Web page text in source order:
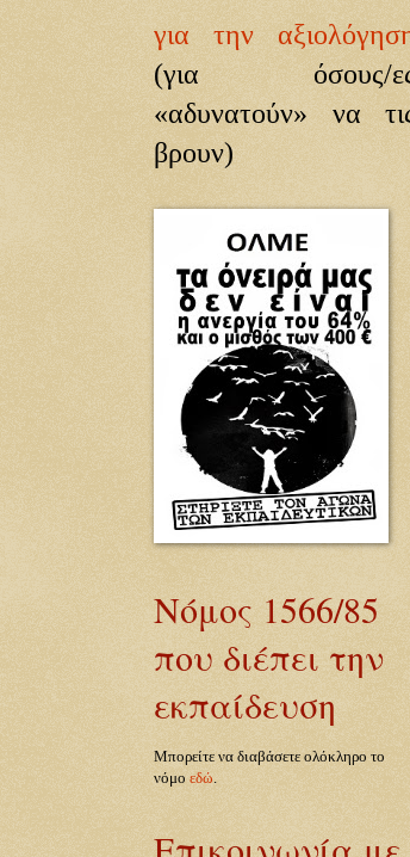
για την
(για όσους/
«αδυνατούν» να
βρουν)
Νόμος 1566/85
που διέπει την
εκπαίδευση
Μπορείτε να διαβάσετε ολόκληρο το
νόμο εδώ.